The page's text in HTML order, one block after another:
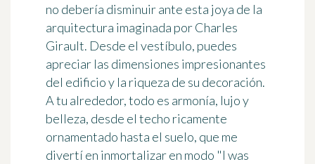
no debería disminuir ante esta joya de la
arquitectura imaginada porCharles
Girault. Desde el vestíbulo, puedes
apreciar las dimensiones impresionantes
del edificio y la riqueza de su decoración.
A tu alrededor, todo es armonía, lujo y
belleza, desde el techo ricamente
ornamentado hasta el suelo, que me
divertí en inmortalizar en modo "I was